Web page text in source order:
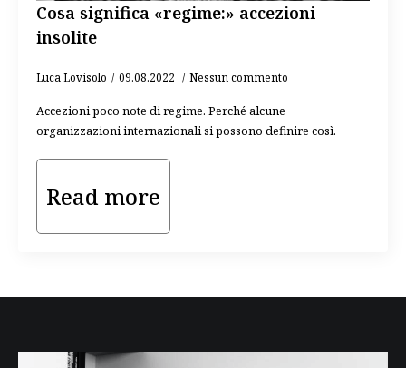
Cosa significa «regime:» accezioni
insolite
Luca Lovisolo 09.08.2022 Nessun commento
Accezioni poco note di regime. Perché alcune
organizzazioni internazionali si possono definire così.
Read more